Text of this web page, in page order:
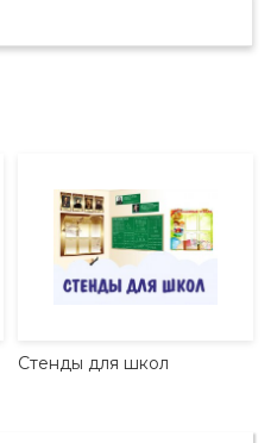
Стенды для школ